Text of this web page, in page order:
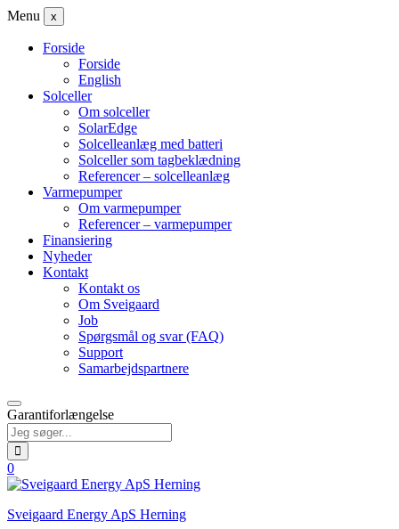
Menu x
Forside
Forside
English
Solceller
Om solceller
SolarEdge
Solcelleanlæg med batteri
Solceller som tagbeklædning
Referencer – solcelleanlæg
Varmepumper
Om varmepumper
Referencer – varmepumper
Finansiering
Nyheder
Kontakt
Kontakt os
Om Sveigaard
Job
Spørgsmål og svar (FAQ)
Support
Samarbejdspartnere
Garantiforlængelse
0
Sveigaard Energy ApS Herning